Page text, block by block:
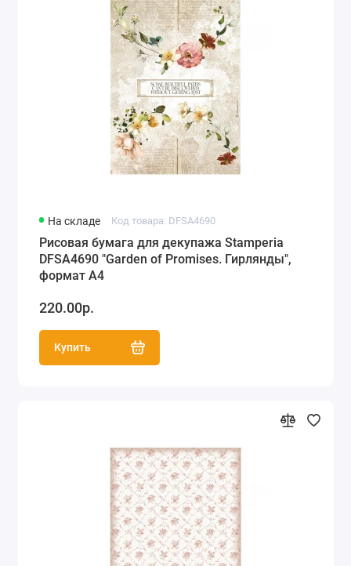
На складе Код товара: DFSA4690
Рисовая бумага для декупажа Stamperia
DFSA4690 "Garden of Promises. Гирлянды",
формат А4
220.00р.
Купить